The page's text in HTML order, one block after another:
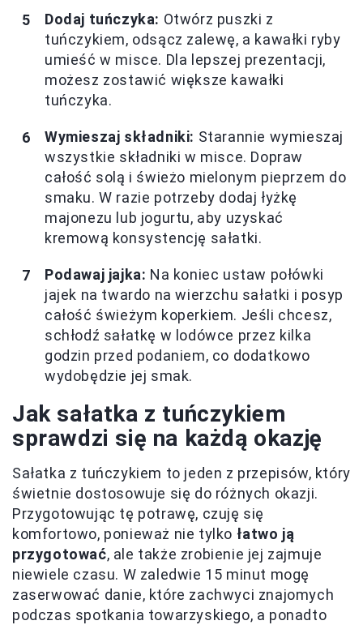
Dodaj tuńczyka: Otwórz puszki z
tuńczykiem, odsącz zalewę, a kawałki ryby
umieść w misce. Dla lepszej prezentacji,
możesz zostawić większe kawałki
tuńczyka.
Wymieszaj składniki: Starannie wymieszaj
wszystkie składniki w misce. Dopraw
całość solą i świeżo mielonym pieprzem do
smaku. W razie potrzeby dodaj łyżkę
majonezu lub jogurtu, aby uzyskać
kremową konsystencję sałatki.
Podawaj jajka: Na koniec ustaw połówki
jajek na twardo na wierzchu sałatki i posyp
całość świeżym koperkiem. Jeśli chcesz,
schłodź sałatkę w lodówce przez kilka
godzin przed podaniem, co dodatkowo
wydobędzie jej smak.
Jak sałatka z tuńczykiem
sprawdzi się na każdą okazję
Sałatka z tuńczykiem to jeden z przepisów, który
świetnie dostosowuje się do różnych okazji.
Przygotowując tę potrawę, czuję się
komfortowo, ponieważ nie tylko łatwo ją
przygotować, ale także zrobienie jej zajmuje
niewiele czasu. W zaledwie 15 minut mogę
zaserwować danie, które zachwyci znajomych
podczas spotkania towarzyskiego, a ponadto